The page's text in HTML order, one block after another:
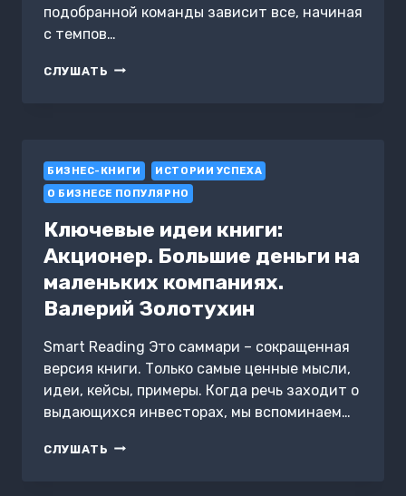
подобранной команды зависит все, начиная
с темпов…
СЛУШАТЬ ГЕРОЙ
ЗАЖЕЧЬ
И
ДОСТИЧЬ
РЕЗУЛЬТАТОВ
БИЗНЕС-КНИГИ
ИСТОРИИ УСПЕХА
О БИЗНЕСЕ ПОПУЛЯРНО
Ключевые идеи книги:
Акционер. Большие деньги на
маленьких компаниях.
Валерий Золотухин
Smart Reading Это саммари – сокращенная
версия книги. Только самые ценные мысли,
идеи, кейсы, примеры. Когда речь заходит о
выдающихся инвесторах, мы вспоминаем…
СЛУШАТЬ КЛЮЧЕВЫЕ